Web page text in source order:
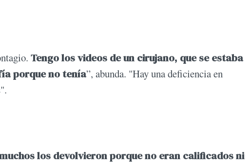
Tengo los videos de un cirujano, que se estaba
porque no tenía”, abunda. "Hay una deficiencia en
los devolvieron porque no eran calificados ni